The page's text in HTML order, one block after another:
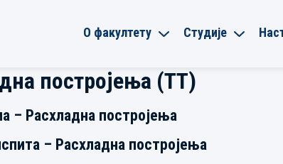
О факултету Студије
постројења (ТТ)
– Расхладна постројења
– Расхладна постројења